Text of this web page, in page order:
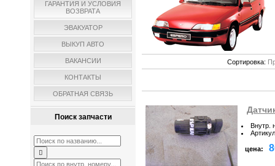
ГАРАНТИЯ И УСЛОВИЯ
ВОЗВРАТА
ЭВАКУАТОР
ВЫКУП АВТО
ВАКАНСИИ
КОНТАКТЫ
ОБРАТНАЯ СВЯЗЬ
Поиск запчасти
Сортировка:
Внутр.
Артикул
цена: